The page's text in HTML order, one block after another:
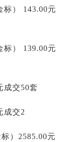
）
143.00元
）
139.00元
成交50套
成交2
）2585.00元